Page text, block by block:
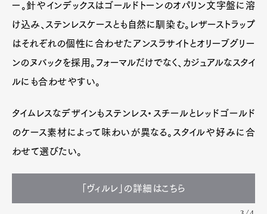
ー。針やインデックスはゴールドトーンのオパリン文字盤に溶
け込み、ステンレスケースとも自然に馴染む。レザーストラップ
はそれぞれの個性に合わせたアンスラサイトとオリーブグリー
ンのヌバックを採用。フォーマルだけでなく、カジュアルなスタイ
ルにも合わせやすい。
タイムレスなデザインもステンレス・スチールとレッドゴールド
のケース素材によって味わいが異なる。スタイルや好みに合
わせて選びたい。
「ヴィルレ」の詳細はこちら